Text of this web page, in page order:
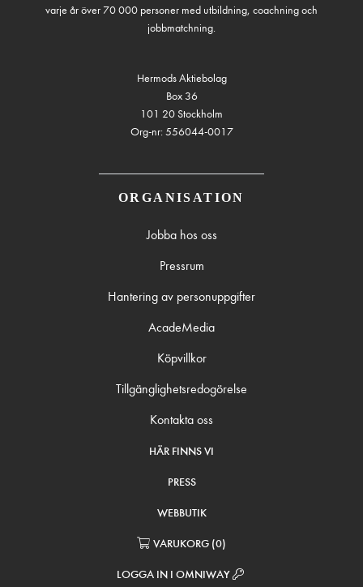
varje år över 70 000 personer med utbildning, coachning och
jobbmatchning.
Hermods Aktiebolag
Box 36
101 20 Stockholm
Org-nr: 556044-0017
ORGANISATION
Jobba hos oss
Pressrum
Hantering av personuppgifter
AcadeMedia
Köpvillkor
Tillgänglighetsredogörelse
Kontakta oss
HÄR FINNS VI
PRESS
WEBBUTIK
VARUKORG (0)
LOGGA IN I OMNIWAY